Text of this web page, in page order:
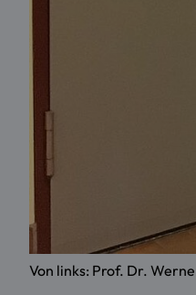
Von links: Prof. Dr.